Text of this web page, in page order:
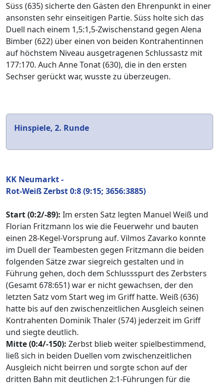
Süss (635) sicherte den Gästen den Ehrenpunkt in einer
ansonsten sehr einseitigen Partie. Süss holte sich das
Duell nach einem 1,5:1,5-Zwischenstand gegen Alena
Bimber (622) über einen von beiden Kontrahentinnen
auf höchstem Niveau ausgetragenen Schlussastz mit
177:170. Auch Anne Tonat (630), die in den ersten
Sechser gerückt war, wusste zu überzeugen.
Hinspiele, 2. Runde
KK Neumarkt -
Rot-Weiß Zerbst 0:8 (9:15; 3656:3885)
Start (0:2/-89): Im ersten Satz legten Manuel Weiß und
Florian Fritzmann los wie die Feuerwehr und bauten
einen 28-Kegel-Vorsprung auf. Vilmos Zavarko konnte
im Duell der Teambesten gegen Fritzmann die beiden
folgenden Sätze zwar siegreich gestalten und in
Führung gehen, doch dem Schlussspurt des Zerbsters
(Gesamt 678:651) war er nicht gewachsen, der den
letzten Satz vom Start weg im Griff hatte. Weiß (636)
hatte bis auf den zwischenzeitlichen Ausgleich seinen
Kontrahenten Dominik Thaler (574) jederzeit im Griff
und siegte deutlich.
Mitte (0:4/-150): Zerbst blieb weiter spielbestimmend,
ließ sich in beiden Duellen vom zwischenzeitlichen
Ausgleich nicht beirren und sorgte schon auf der
dritten Bahn mit deutlichen 2:1-Führungen für die